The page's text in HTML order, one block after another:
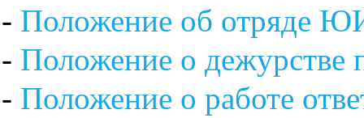
- Положение об отряде
- Положение о дежурстве
- Положение о работе